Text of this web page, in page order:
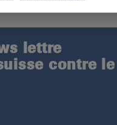
lettre
contre le